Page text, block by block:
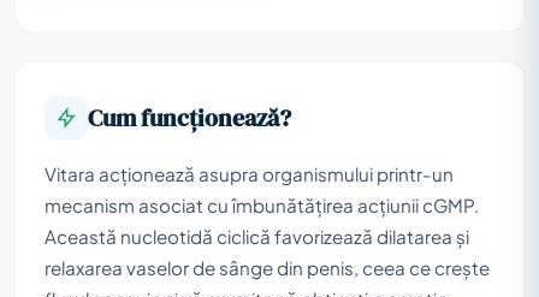
Cum funcționează?
Vitara acționează asupra organismului printr-un
mecanism asociat cu îmbunătățirea acțiunii cGMP.
Această nucleotidă ciclică favorizează dilatarea și
relaxarea vaselor de sânge din penis, ceea ce crește